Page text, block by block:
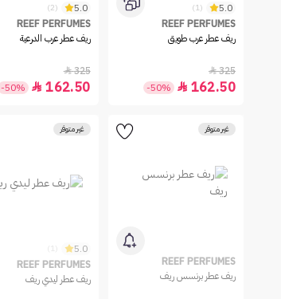
5.0
(1)
REEF PERFUMES
ريف عطر عرب طويق
325

162.50

-50%
5.0
(2)
REEF PERFUMES
ريف عطر عرب الدرعية
325

162.50

-50%
غير متوفر
REEF PERFUMES
ريف عطر برنسس ريف
غير متوفر
5.0
REEF PERFUMES
ريف عطر ليدي ريف